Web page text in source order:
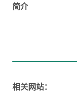
简介
相关网站：